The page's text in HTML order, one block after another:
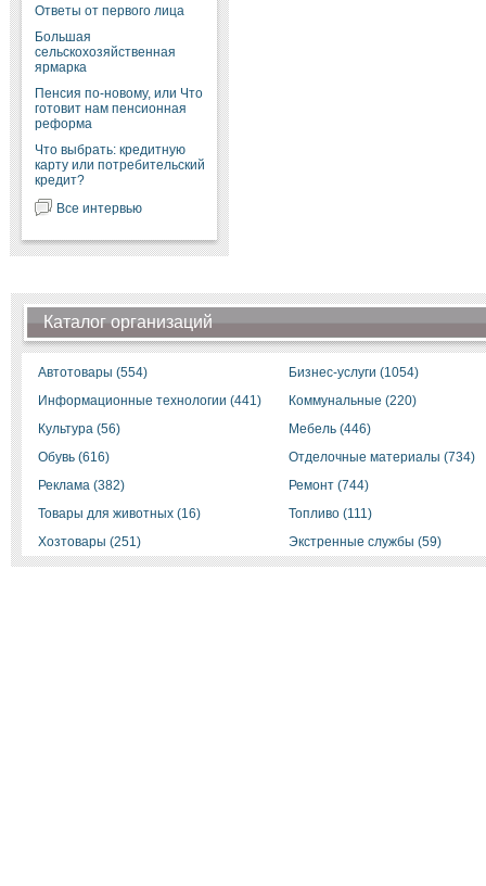
Ответы от первого лица
Большая
сельскохозяйственная
ярмарка
Пенсия по-новому, или Что
готовит нам пенсионная
реформа
Что выбрать: кредитную
карту или потребительский
кредит?
Все интервью
Каталог организаций
Автотовары (554)
Бизнес-услуги (1054)
Информационные технологии (441)
Коммунальные (220)
Культура (56)
Мебель (446)
Обувь (616)
Отделочные материалы (734)
Реклама (382)
Ремонт (744)
Товары для животных (16)
Топливо (111)
Хозтовары (251)
Экстренные службы (59)